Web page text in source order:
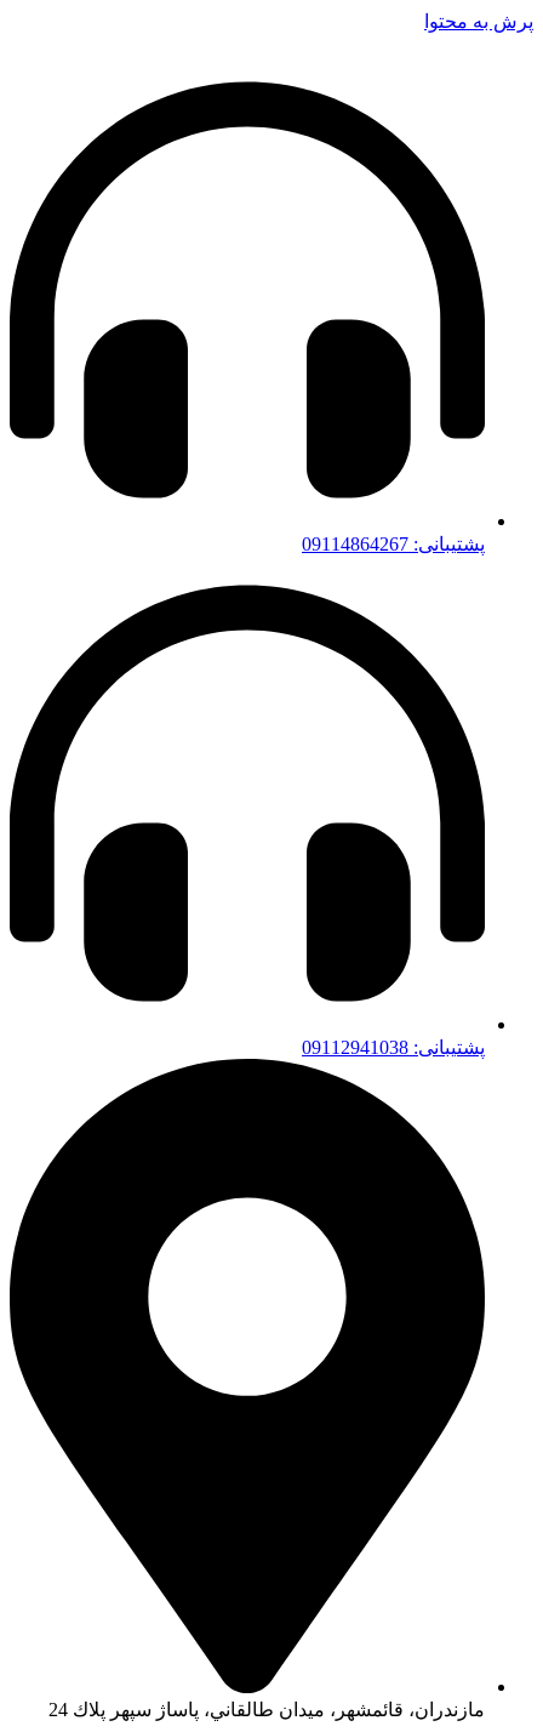
پرش به محتوا
پشتیبانی: 09114864267
پشتیبانی: 09112941038
مازندران، قائمشهر، ميدان طالقاني، پاساژ سپهر پلاك 24